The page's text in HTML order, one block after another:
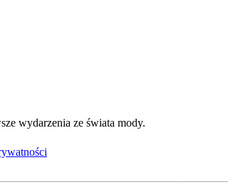
wydarzenia ze świata mody.